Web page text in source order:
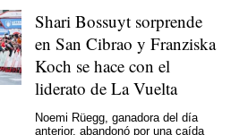
Shari Bossuyt sorprende
en San Cibrao y Franziska
Koch se hace con el
liderato de La Vuelta
Noemi Rüegg, ganadora del día
anterior, abandonó por una caída